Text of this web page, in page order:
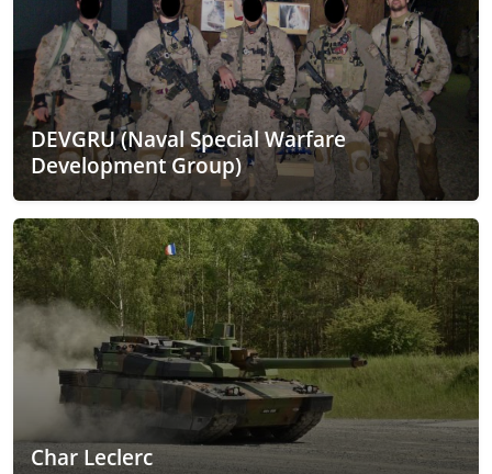
DEVGRU (Naval Special Warfare
Development Group)
Char Leclerc